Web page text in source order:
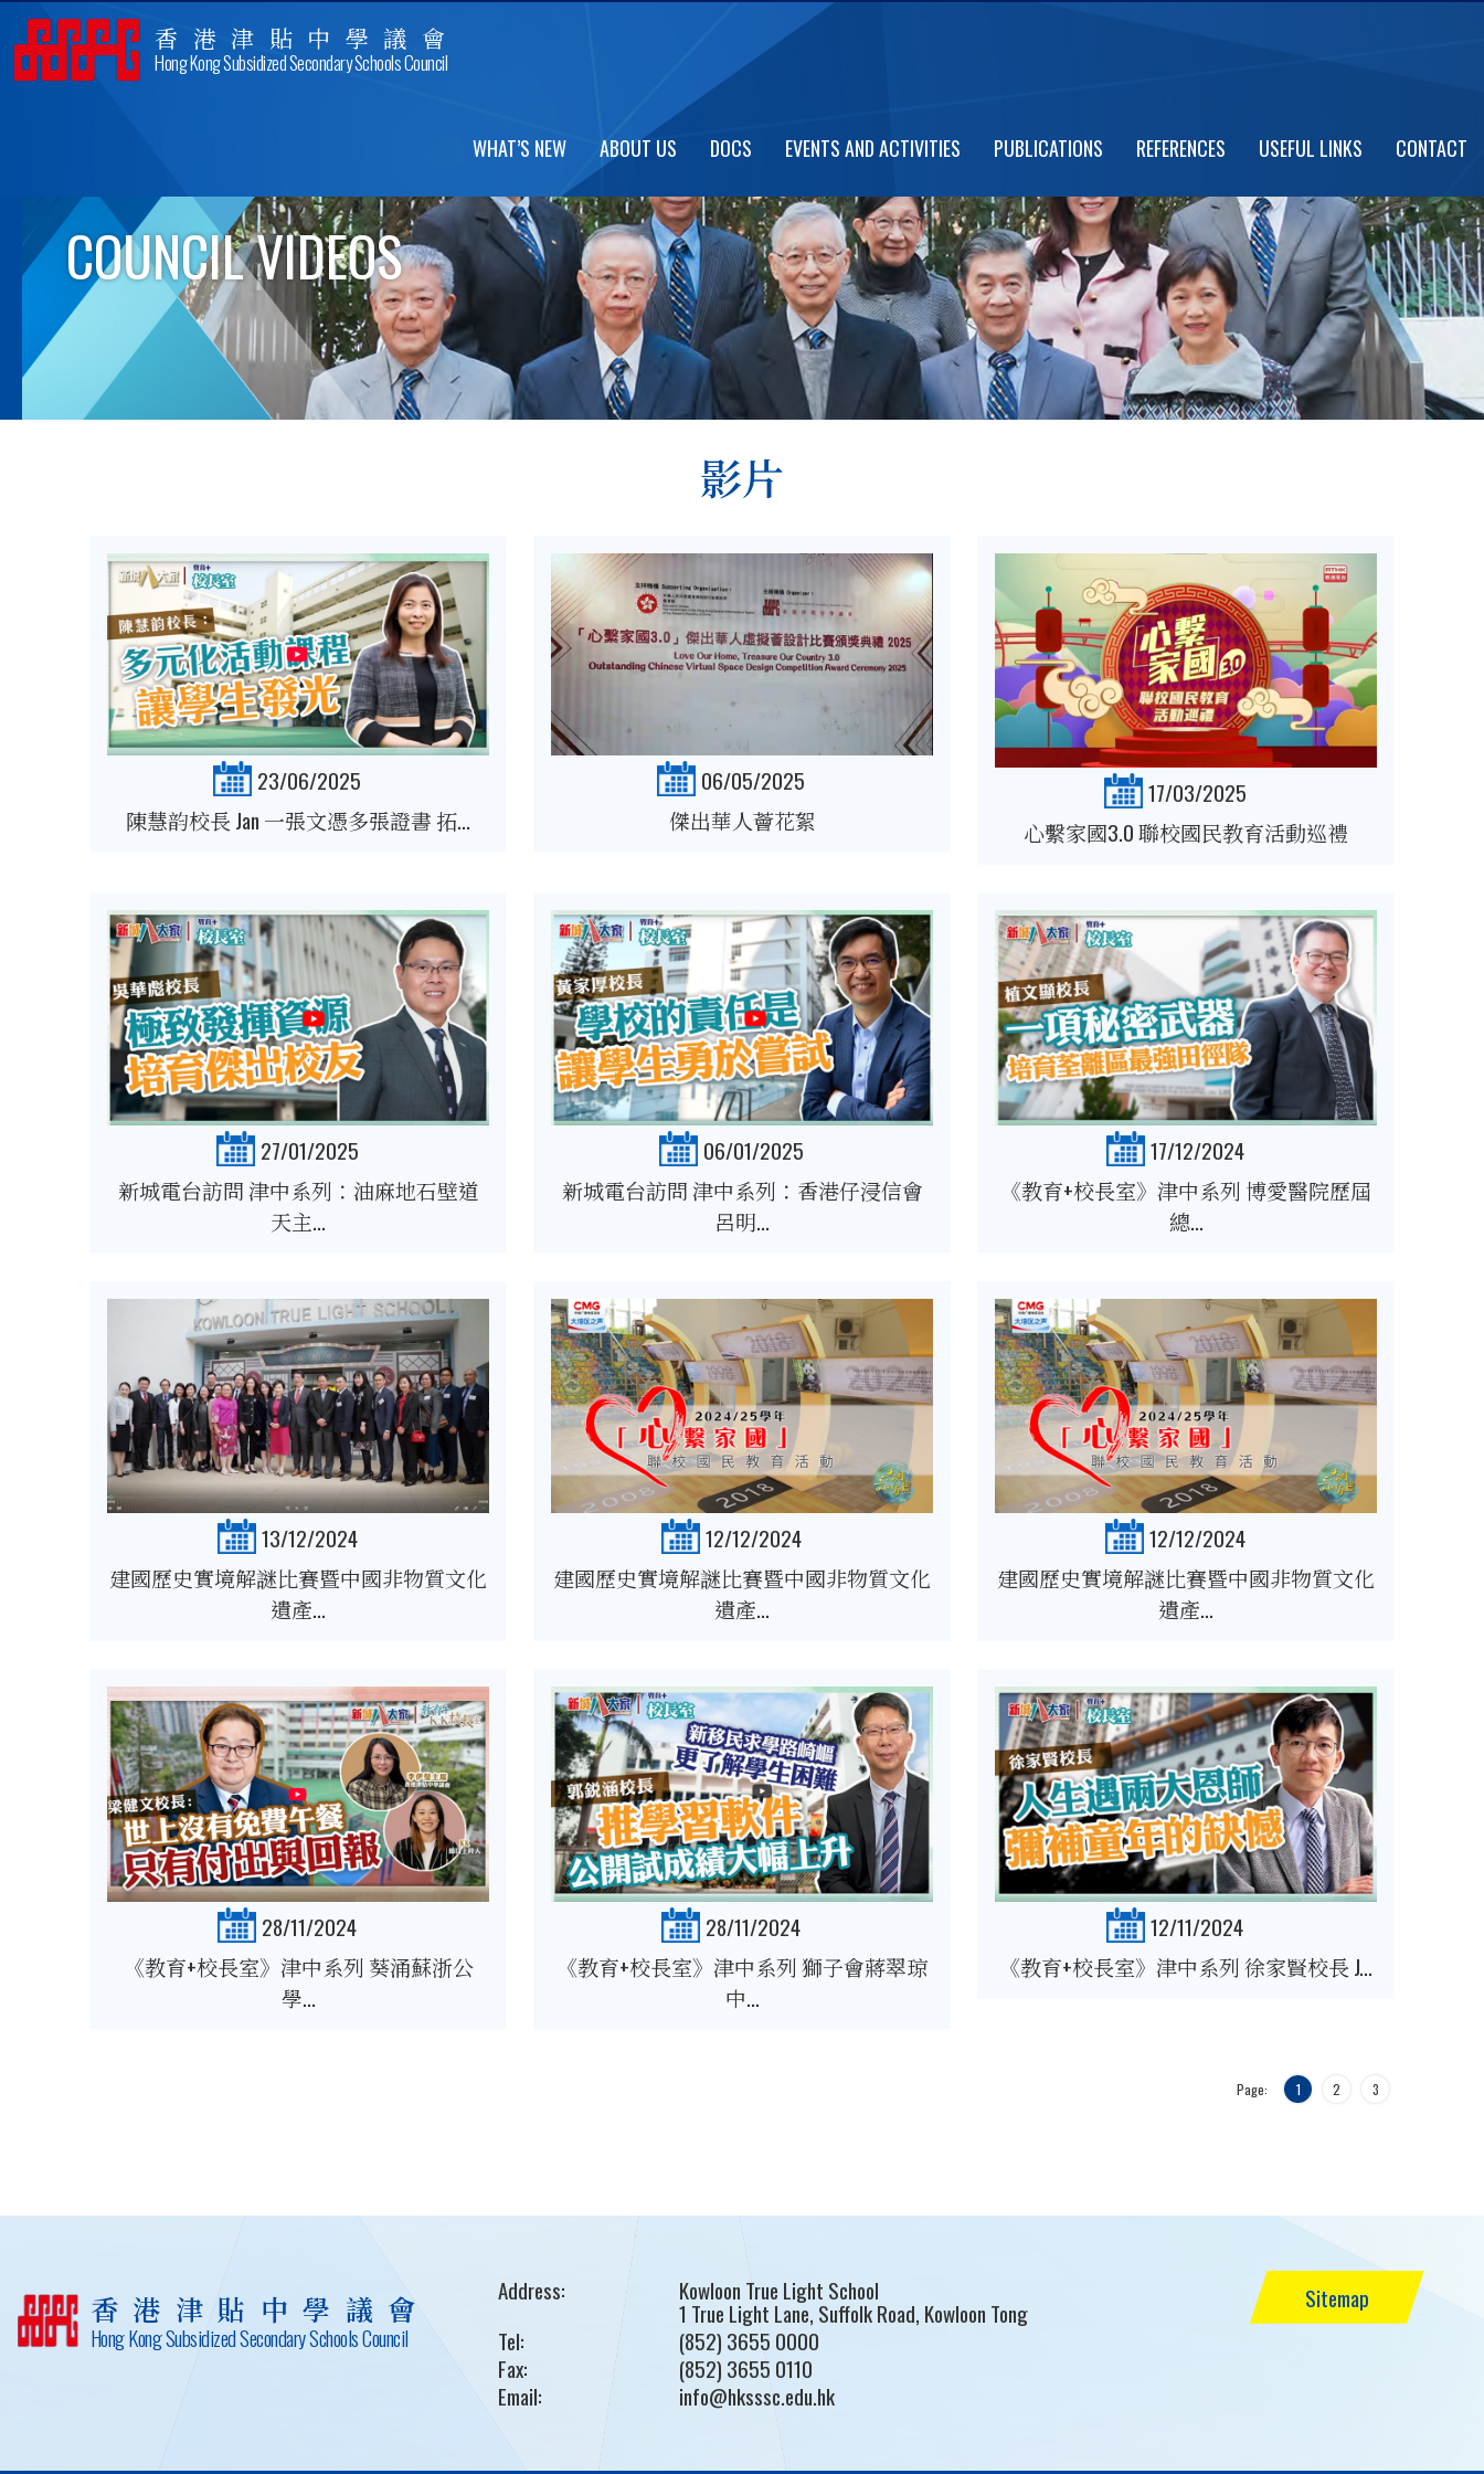
香港津貼中學議會
Hong Kong Subsidized Secondary Schools Council
WHAT’S NEW ABOUT US DOCS EVENTS AND ACTIVITIES PUBLICATIONS REFERENCES USEFUL LINKS CONTACT
COUNCIL VIDEOS
影片
23/06/2025
陳慧韵校長 Jan 一張文憑多張證書 拓...
06/05/2025
傑出華人薈花絮
17/03/2025
心繫家國3.0 聯校國民教育活動巡禮
27/01/2025
新城電台訪問 津中系列：油麻地石壁道
天主...
06/01/2025
新城電台訪問 津中系列：香港仔浸信會
呂明...
17/12/2024
《教育+校長室》津中系列 博愛醫院歷屆
總...
13/12/2024
建國歷史實境解謎比賽暨中國非物質文化
遺產...
12/12/2024
建國歷史實境解謎比賽暨中國非物質文化
遺產...
12/12/2024
建國歷史實境解謎比賽暨中國非物質文化
遺產...
28/11/2024
《教育+校長室》津中系列 葵涌蘇浙公
學...
28/11/2024
《教育+校長室》津中系列 獅子會蔣翠琼
中...
12/11/2024
《教育+校長室》津中系列 徐家賢校長 J...
Page: 1 2 3
香港津貼中學議會
Hong Kong Subsidized Secondary Schools Council
Address: Kowloon True Light School
1 True Light Lane, Suffolk Road, Kowloon Tong
Tel:
(852) 3655 0000
Fax:
(852) 3655 0110
Email:
info@hksssc.edu.hk
Sitemap